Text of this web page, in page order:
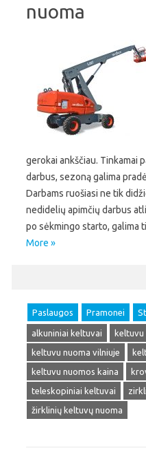
nuoma
gerokai ankščiau. Tinkamai
darbus, sezoną galima
Darbams ruošiasi ne tik
nedidelių apimčių darbus
po sėkmingo starto, galima
More »
Paslaugos Pramonei
alkuniniai keltuvai
keltuvu
keltuvu nuoma vilniuje
keltuvu nuomos kaina
teleskopiniai keltuvai
žirklinių keltuvų nuoma